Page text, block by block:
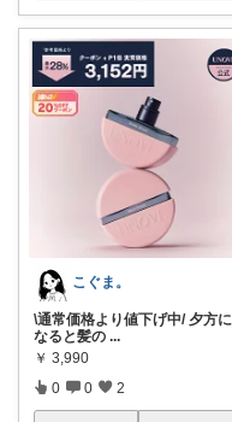
こぐま。
\通常価格より値下げ中/ 夕方に
なると髪の ...
￥ 3,990
0 0 2